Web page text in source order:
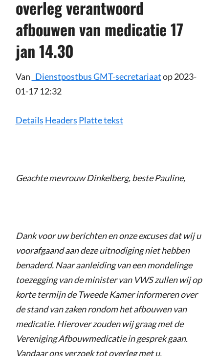
overleg verantwoord
afbouwen van medicatie 17
jan 14.30
Van _Dienstpostbus GMT-secretariaatop 2023-
01-17 12:32
Details Headers Platte tekst
Geachte mevrouw Dinkelberg, beste Pauline,
Dank voor uw berichten en onze excuses dat wij u
voorafgaand aan deze uitnodiging niet hebben
benaderd. Naar aanleiding van een mondelinge
toezegging van de minister van VWS zullen wij op
korte termijn de Tweede Kamer informeren over
de stand van zaken rondom het afbouwen van
medicatie. Hierover zouden wij graag met de
Vereniging Afbouwmedicatie in gesprek gaan.
Vandaar ons verzoek tot overleg met u.